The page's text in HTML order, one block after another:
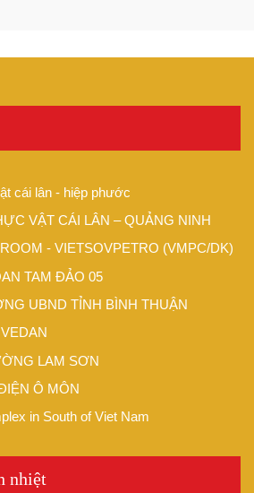
cái lân - hiệp phước
VẬT CÁI LÂN – QUẢNG NINH
- VIETSOVPETRO (VMPC/DK)
TAM ĐẢO 05
UBND TỈNH BÌNH THUẬN
LAM SƠN
Ô MÔN
in South of Viet Nam
nhiệt